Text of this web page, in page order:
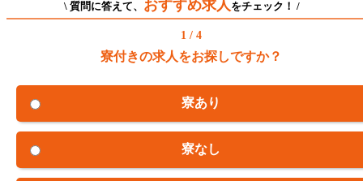
\ 質問に答えて、 おすすめ求人 をチェック！ /
1 / 4
寮付きの求人をお探しですか？
寮あり
寮なし